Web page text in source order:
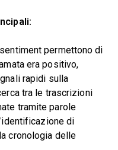
permettono di
era positivo,
rapidi sulla
tra le trascrizioni
tramite parole
di
cronologia delle